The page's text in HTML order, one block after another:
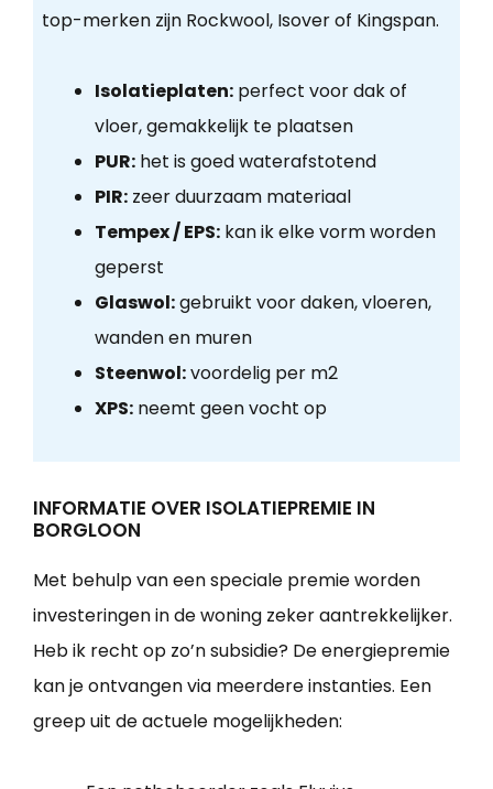
top-merken zijn Rockwool, Isover of Kingspan.
Isolatieplaten:perfect voor dak of
vloer, gemakkelijk te plaatsen
PUR:het is goed waterafstotend
PIR:zeer duurzaam materiaal
Tempex / EPS:kan ik elke vorm worden
geperst
Glaswol:gebruikt voor daken, vloeren,
wanden en muren
Steenwol:voordelig per m2
XPS:neemt geen vocht op
INFORMATIE OVER ISOLATIEPREMIE IN
BORGLOON
Met behulp van een speciale premie worden
investeringen in de woning zeker aantrekkelijker.
Heb ik recht op zo’n subsidie? De energiepremie
kan je ontvangen via meerdere instanties. Een
greep uit de actuele mogelijkheden: